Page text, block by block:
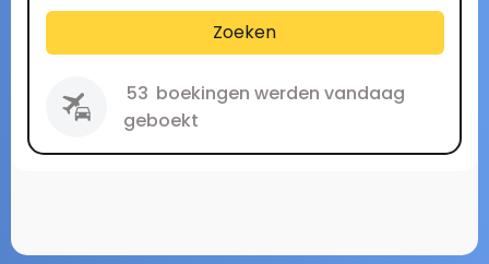
Zoeken
53 boekingen werden vandaag
geboekt